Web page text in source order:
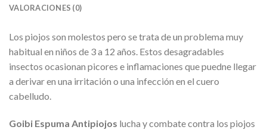
VALORACIONES (0)
Los piojos son molestos pero se trata de un problema muy
habitual en niños de 3 a 12 años. Estos desagradables
insectos ocasionan picores e inflamaciones que puedne llegar
a derivar en una irritación o una infección en el cuero
cabelludo.
Goibi Espuma Antipiojos lucha y combate contra los piojos